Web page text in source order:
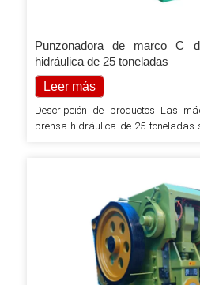
Punzonadora de marco C
hidráulica de 25 toneladas
Leer más
Descripción de productos Las
prensa hidráulica de 25 toneladas
estampado completas. Volante
calificación energética ABDC,…